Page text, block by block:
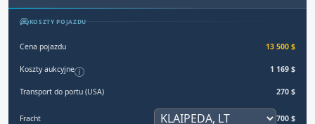
KOSZTY POJAZDU
Cena pojazdu 13 500 $
Koszty aukcyjne 1 169 $
Transport do portu (USA) 270 $
Fracht 700 $